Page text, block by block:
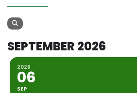
SEPTEMBER 2026
2026
06
SEP